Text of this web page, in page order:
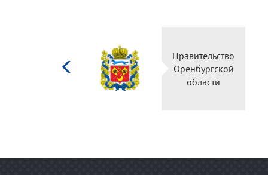
Министерство
культуры
Российской
федерации